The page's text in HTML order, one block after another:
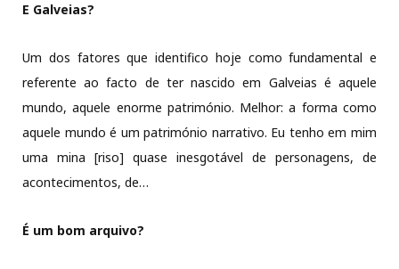
E Galveias?
Um dos fatores que identifico hoje como fundamental e
referente ao facto de ter nascido em Galveias é aquele
mundo, aquele enorme património. Melhor: a forma como
aquele mundo é um património narrativo. Eu tenho em mim
uma mina [riso] quase inesgotável de personagens, de
acontecimentos, de…
É um bom arquivo?